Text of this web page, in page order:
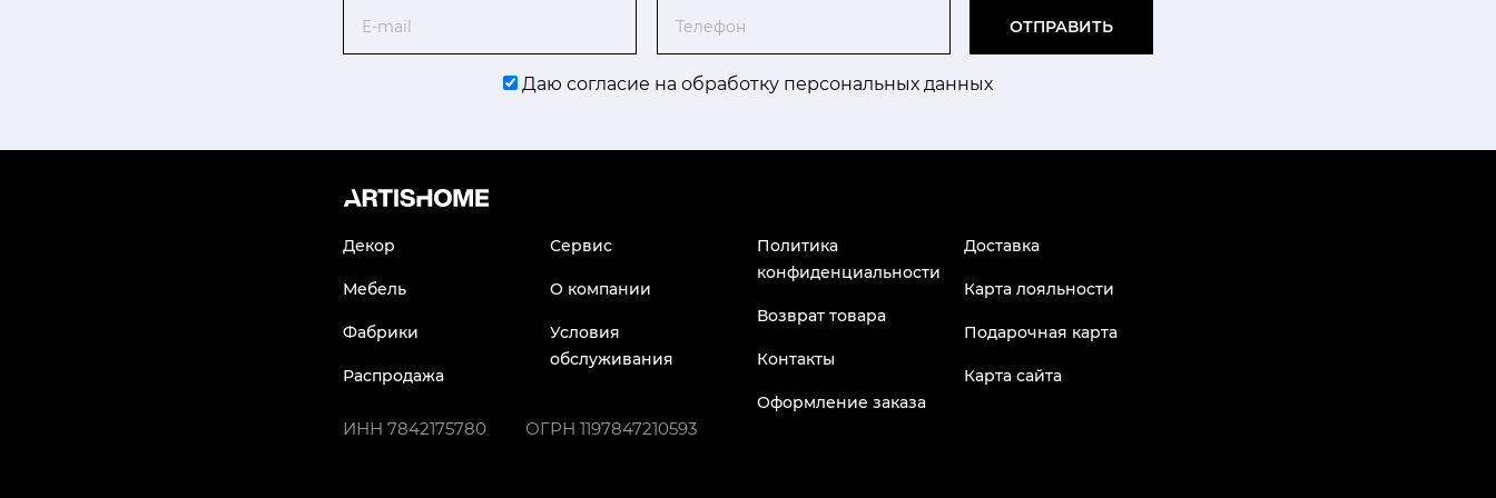
ОТПРАВИТЬ
Даю согласие на обработку персональных данных
Декор
Мебель
Фабрики
Распродажа
Сервис
О компании
Условия
обслуживания
Политика
конфиденциальности
Возврат товара
Контакты
Оформление заказа
Доставка
Карта лояльности
Подарочная карта
Карта сайта
ИНН 7842175780 ОГРН 1197847210593